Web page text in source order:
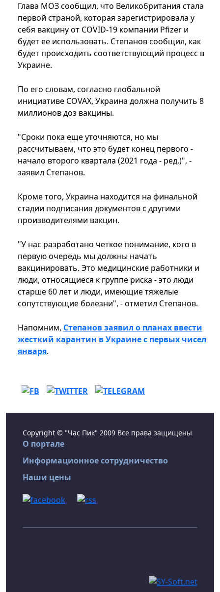
Глава МОЗ сообщил, что Великобритания стала
первой страной, которая зарегистрировала у
себя вакцину от COVID-19 компании Pfizer и
будет ее использовать. Степанов сообщил, как
будет происходить соответствующий процесс в
Украине.
По его словам, согласно глобальной
инициативе COVAX, Украина должна получить 8
миллионов доз вакцины.
"Сроки пока еще уточняются, но мы
рассчитываем, что это будет конец первого -
начало второго квартала (2021 года - ред.)", -
заявил Степанов.
Кроме того, Украина находится на финальной
стадии подписания документов с другими
производителями вакцин.
"У нас разработано четкое понимание, кого в
первую очередь мы должны начать
вакцинировать. Это медицинские работники и
люди, относящиеся к группе риска - это люди
старше 60 лет и люди, имеющие тяжелые
сопутствующие болезни", - отметил Степанов.
Напомним, Степанов заявил о планах ввести
жесткий карантин в Украине с первых чисел
января.
Copyright © "Час Пик" 2009 Все права защищены
О портале
Информационное сотрудничество
Наши цены